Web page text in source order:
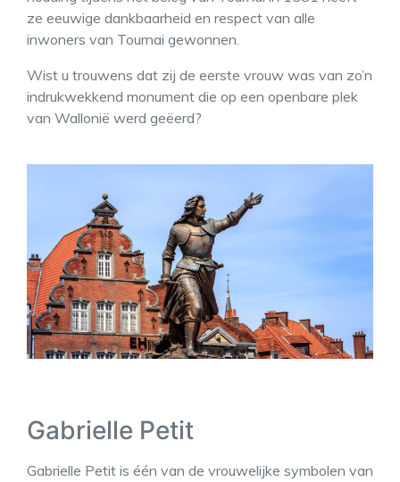
ze eeuwige dankbaarheid en respect van alle
inwoners van Tournai gewonnen.
Wist u trouwens dat zij de eerste vrouw was van zo’n
indrukwekkend monument die op een openbare plek
van Wallonië werd geëerd?
Gabrielle Petit
Gabrielle Petit is één van de vrouwelijke symbolen van